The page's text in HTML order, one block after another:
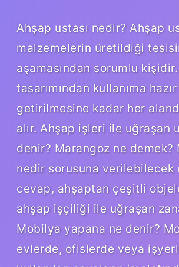
Ahşap ustası nedir? Ahşap
malzemelerin üretildiği
aşamasından sorumlu
tasarımından kullanıma
getirilmesine kadar her
alır. Ahşap işleri ile uğraşan
denir? Marangoz ne demek?
nedir sorusuna verilebilecek
cevap, ahşaptan çeşitli
ahşap işçiliği ile uğraşan
Mobilya yapana ne denir?
evlerde, ofislerde veya